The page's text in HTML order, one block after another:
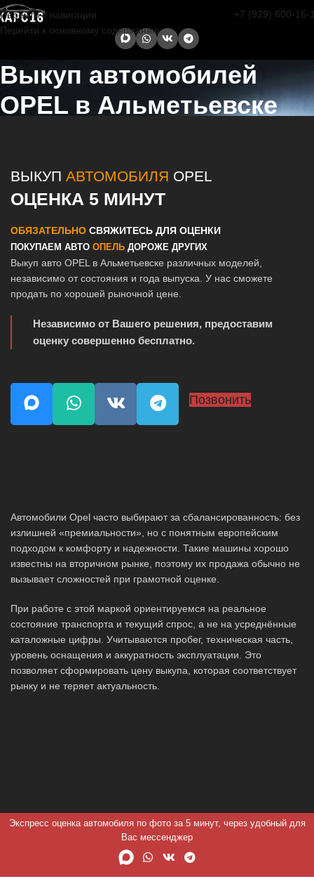
Перейти к навигации
Перейти к основному содержанию
+7 (929) 600-16-
Выкуп автомобилей
OPEL в Альметьевске
ВЫКУП АВТОМОБИЛЯ OPEL
ОЦЕНКА 5 МИНУТ
ОБЯЗАТЕЛЬНО СВЯЖИТЕСЬ ДЛЯ ОЦЕНКИ
ПОКУПАЕМ АВТО ОПЕЛЬ ДОРОЖЕ ДРУГИХ
Выкуп авто OPEL в Альметьевске различных моделей,
независимо от состояния и года выпуска. У нас сможете
продать по хорошей рыночной цене.
Независимо от Вашего решения, предоставим
оценку совершенно бесплатно.
Позвонить
Автомобили Opel часто выбирают за сбалансированность: без
излишней «премиальности», но с понятным европейским
подходом к комфорту и надежности. Такие машины хорошо
известны на вторичном рынке, поэтому их продажа обычно не
вызывает сложностей при грамотной оценке.
При работе с этой маркой ориентируемся на реальное
состояние транспорта и текущий спрос, а не на усреднённые
каталожные цифры. Учитываются пробег, техническая часть,
уровень оснащения и аккуратность эксплуатации. Это
позволяет сформировать цену выкупа, которая соответствует
рынку и не теряет актуальность.
Экспресс оценка автомобиля по фото за 5 минут, через удобный для
Вас мессенджер